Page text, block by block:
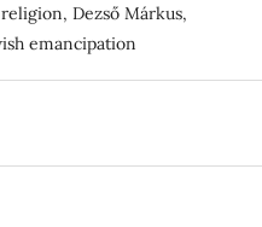
Dezső Márkus,
emancipation